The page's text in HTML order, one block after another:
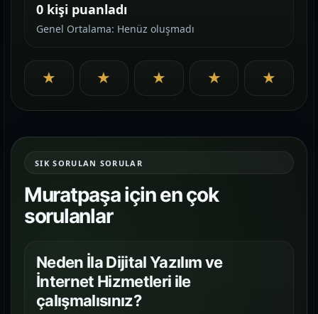
0 kişi puanladı
Genel Ortalama: Henüz oluşmadı
★ ★ ★ ★ ★
SIK SORULAN SORULAR
Muratpaşa için en çok
sorulanlar
Neden İla Dijital Yazılım ve
İnternet Hizmetleri ile
çalışmalısınız?